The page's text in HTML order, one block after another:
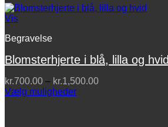
Vis
Begravelse
Blomsterhjerte i blå, lilla og hvid
kr.700.00 – kr.1,500.00Prisinterval:
Vælg muligheder